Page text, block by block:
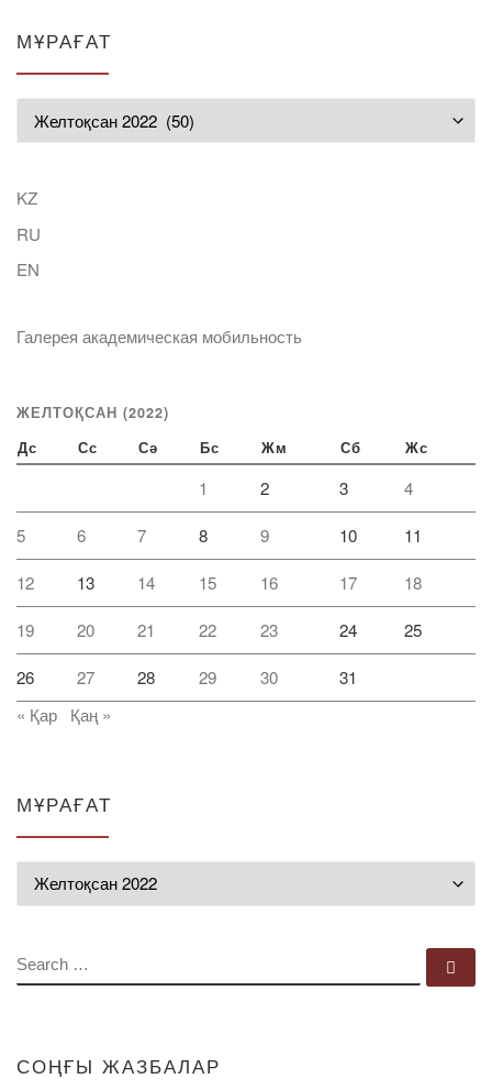
МҰРАҒАТ
KZ
RU
EN
Галерея академическая мобильность
ЖЕЛТОҚСАН (2022)
Дс Сс Сә Бс Жм Сб Жс
1 2 3 4
5 6 7 8 9 10 11
12 13 14 15 16 17 18
19 20 21 22 23 24 25
26 27 28 29 30
31
« Қар
Қаң »
МҰРАҒАТ
SEARCH
СОҢҒЫ ЖАЗБАЛАР